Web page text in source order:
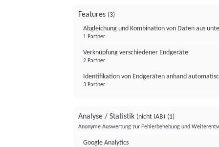
Features (3)
Abgleichung und Kombination von Daten aus
1 Partner
Verknüpfung verschiedener Endgeräte
2 Partner
Identifikation von Endgeräten anhand
3 Partner
Analyse / Statistik (nicht IAB) (1)
Anonyme Auswertung zur Fehlerbehebung und
Google Analytics